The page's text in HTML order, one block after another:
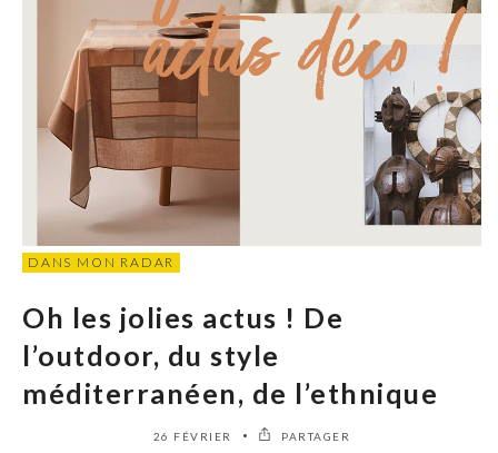
DANS MON RADAR
Oh les jolies actus ! De
l’outdoor, du style
méditerranéen, de l’ethnique
26 FÉVRIER PARTAGER